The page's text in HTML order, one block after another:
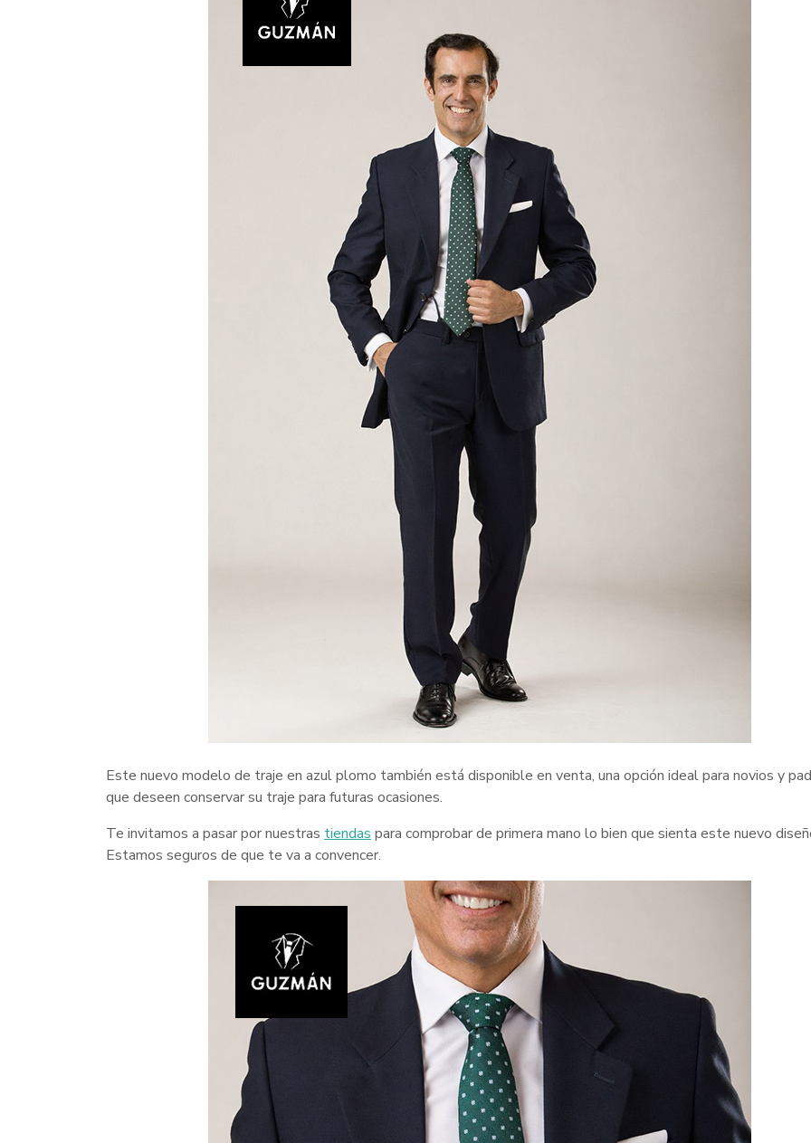
Este nuevo modelo de traje en azul plomo también está disponible en venta, una opción ideal para novios y
que deseen conservar su traje para futuras ocasiones.
Te invitamos a pasar por nuestras tiendas para comprobar de primera mano lo bien que sienta este nuevo
Estamos seguros de que te va a convencer.